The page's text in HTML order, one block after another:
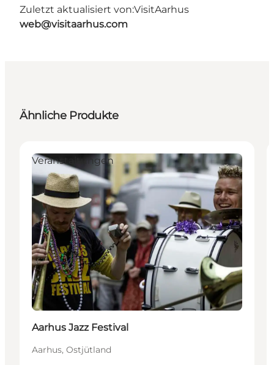
Zuletzt aktualisiert von:VisitAarhus
web@visitaarhus.com
Ähnliche Produkte
Veranstaltungen
Aarhus Jazz Festival
Aarhus, Ostjütland